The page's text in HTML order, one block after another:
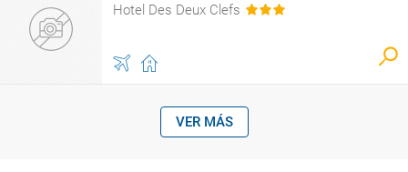
Hotel Des Deux Clefs
VER MÁS